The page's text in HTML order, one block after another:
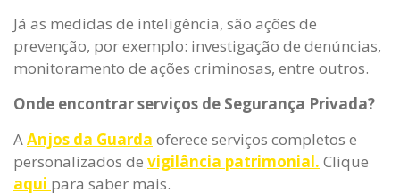
Já as medidas de inteligência, são ações de
prevenção, por exemplo: investigação de denúncias,
monitoramento de ações criminosas, entre outros.
Onde encontrar serviços de Segurança Privada?
AAnjos da Guarda oferece serviços completos e
personalizados de vigilância patrimonial. Clique
aqui para saber mais.